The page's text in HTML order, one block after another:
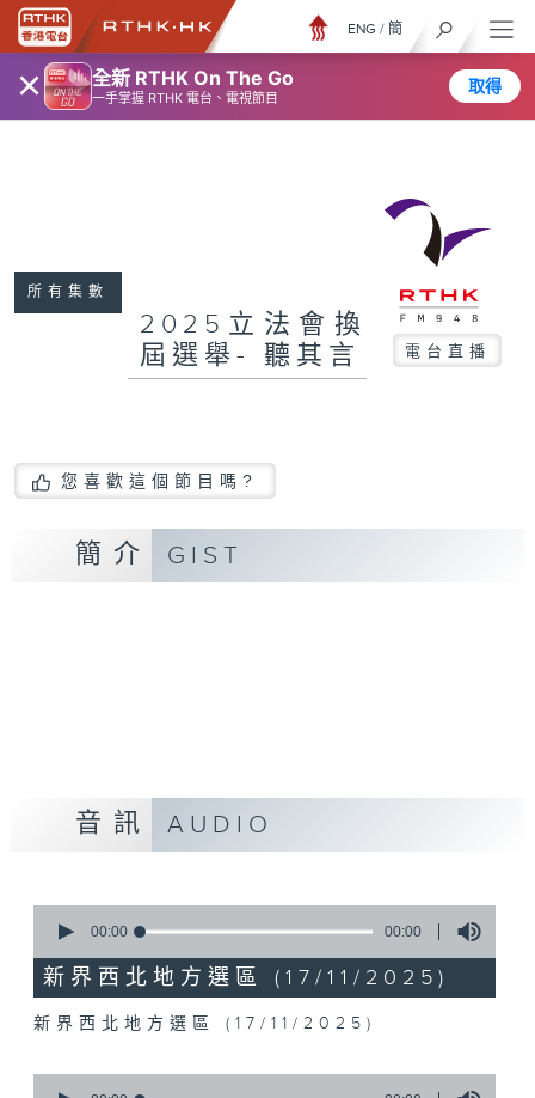
× 全新 RTHK On The Go
一手掌握 RTHK 電台、電視節目
取得
ENG / 簡
所有集數
2025立法會換
屆選舉- 聽其言
電台直播
您喜歡這個節目嗎?
簡介 GIST
音訊 AUDIO
seconds
0
seconds
00:00 00:00
新界西北地方選區 (17/11/2025)
新界西北地方選區 (17/11/2025)